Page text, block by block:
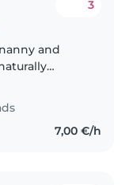
3
and
reserved
a deep
7,00 €/h